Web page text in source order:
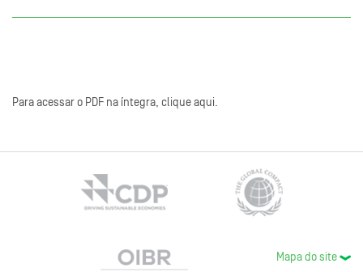
Para acessar o PDF na íntegra, clique aqui.
Mapa do site